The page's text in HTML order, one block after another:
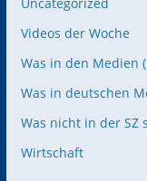
Videos der Woche
Was in den Medien
Was in deutschen
Was nicht in der SZ
Wirtschaft